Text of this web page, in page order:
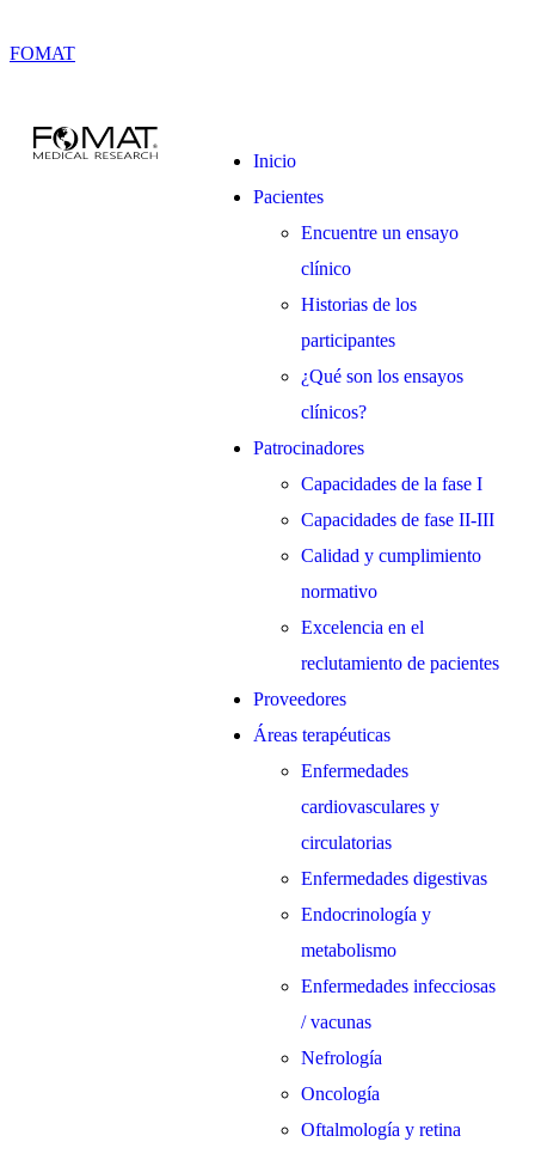
FOMAT
Inicio
Pacientes
Encuentre un ensayo
clínico
Historias de los
participantes
¿Qué son los ensayos
clínicos?
Patrocinadores
Capacidades de la fase I
Capacidades de fase II-III
Calidad y cumplimiento
normativo
Excelencia en el
reclutamiento de pacientes
Proveedores
Áreas terapéuticas
Enfermedades
cardiovasculares y
circulatorias
Enfermedades digestivas
Endocrinología y
metabolismo
Enfermedades infecciosas
/ vacunas
Nefrología
Oncología
Oftalmología y retina